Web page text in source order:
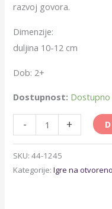
razvoj govora.
Dimenzije:
duljina 10-12 cm
Dob: 2+
Dostupnost:
- +
SKU:44-1245
Kategorije:Igre na